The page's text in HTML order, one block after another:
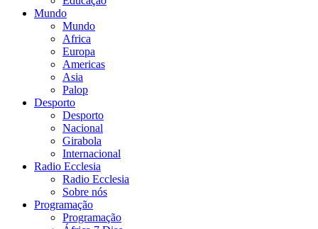
Mundo
Mundo
Africa
Europa
Americas
Asia
Palop
Desporto
Desporto
Nacional
Girabola
Internacional
Radio Ecclesia
Radio Ecclesia
Sobre nós
Programação
Programação